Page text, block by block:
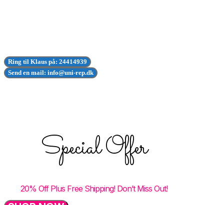
Ring til Klaus på: 24414939
Send en mail: info@uni-rep.dk
Special Offer
20% Off Plus Free Shipping! Don’t Miss Out!